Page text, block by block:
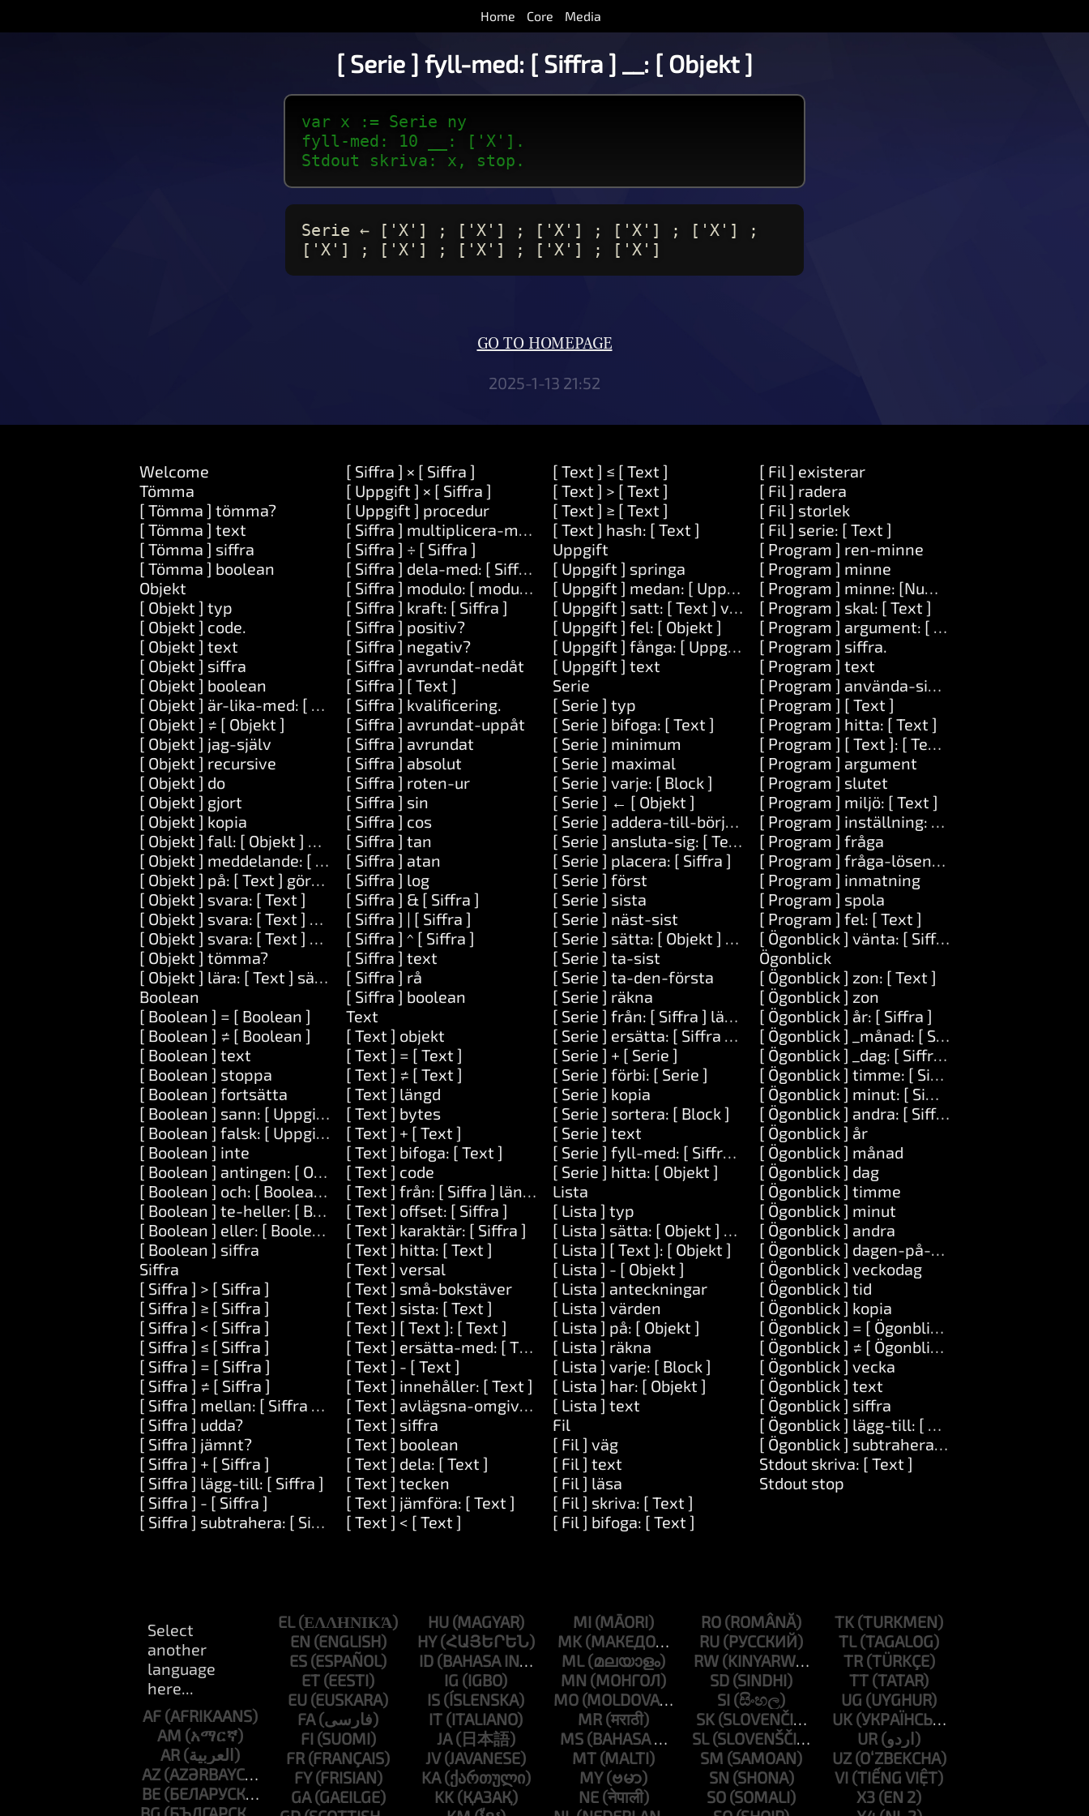
Home Core Media
[ Serie ] fyll-med: [ Siffra ] __: [ Objekt ]
var x := Serie ny
fyll-med: 10 __: ['X'].
Stdout skriva: x, stop.
Serie ← ['X'] ; ['X'] ; ['X'] ; ['X'] ; ['X'] ;
['X'] ; ['X'] ; ['X'] ; ['X'] ; ['X']
GO TO HOMEPAGE
2025-1-13 21:52
Welcome
Tömma
[ Tömma ] tömma?
[ Tömma ] text
[ Tömma ] siffra
[ Tömma ] boolean
Objekt
[ Objekt ] typ
[ Objekt ] code.
[ Objekt ] text
[ Objekt ] siffra
[ Objekt ] boolean
[ Objekt ] är-lika-med: [ Objekt ]
[ Objekt ] ≠ [ Objekt ]
[ Objekt ] jag-själv
[ Objekt ] recursive
[ Objekt ] do
[ Objekt ] gjort
[ Objekt ] kopia
[ Objekt ] fall: [ Objekt ] göra: [ Uppgift ]
[ Objekt ] meddelande: [ Text ] argument: [ Serie ]
[ Objekt ] på: [ Text ] göra: [ Uppgift ]
[ Objekt ] svara: [ Text ]
[ Objekt ] svara: [ Text ] och: [ Text ]
[ Objekt ] svara: [ Text ] och: [ Text ] och: [ Text ]
[ Objekt ] tömma?
[ Objekt ] lära: [ Text ] sätt: [ Text ]
Boolean
[ Boolean ] = [ Boolean ]
[ Boolean ] ≠ [ Boolean ]
[ Boolean ] text
[ Boolean ] stoppa
[ Boolean ] fortsätta
[ Boolean ] sann: [ Uppgift ]
[ Boolean ] falsk: [ Uppgift ]
[ Boolean ] inte
[ Boolean ] antingen: [ Objekt ] eller: [ Objekt ]
[ Boolean ] och: [ Boolean ]
[ Boolean ] te-heller: [ Boolean ]
[ Boolean ] eller: [ Boolean ]
[ Boolean ] siffra
Siffra
[ Siffra ] > [ Siffra ]
[ Siffra ] ≥ [ Siffra ]
[ Siffra ] < [ Siffra ]
[ Siffra ] ≤ [ Siffra ]
[ Siffra ] = [ Siffra ]
[ Siffra ] ≠ [ Siffra ]
[ Siffra ] mellan: [ Siffra ] och: [ Siffra ]
[ Siffra ] udda?
[ Siffra ] jämnt?
[ Siffra ] + [ Siffra ]
[ Siffra ] lägg-till: [ Siffra ]
[ Siffra ] - [ Siffra ]
[ Siffra ] subtrahera: [ Siffra ]
[ Siffra ] × [ Siffra ]
[ Uppgift ] × [ Siffra ]
[ Uppgift ] procedur
[ Siffra ] multiplicera-med: [ Siffra ]
[ Siffra ] ÷ [ Siffra ]
[ Siffra ] dela-med: [ Siffra ]
[ Siffra ] modulo: [ modulo ]
[ Siffra ] kraft: [ Siffra ]
[ Siffra ] positiv?
[ Siffra ] negativ?
[ Siffra ] avrundat-nedåt
[ Siffra ] [ Text ]
[ Siffra ] kvalificering.
[ Siffra ] avrundat-uppåt
[ Siffra ] avrundat
[ Siffra ] absolut
[ Siffra ] roten-ur
[ Siffra ] sin
[ Siffra ] cos
[ Siffra ] tan
[ Siffra ] atan
[ Siffra ] log
[ Siffra ] & [ Siffra ]
[ Siffra ] | [ Siffra ]
[ Siffra ] ^ [ Siffra ]
[ Siffra ] text
[ Siffra ] rå
[ Siffra ] boolean
Text
[ Text ] objekt
[ Text ] = [ Text ]
[ Text ] ≠ [ Text ]
[ Text ] längd
[ Text ] bytes
[ Text ] + [ Text ]
[ Text ] bifoga: [ Text ]
[ Text ] code
[ Text ] från: [ Siffra ] längd: [ Siffra ]
[ Text ] offset: [ Siffra ]
[ Text ] karaktär: [ Siffra ]
[ Text ] hitta: [ Text ]
[ Text ] versal
[ Text ] små-bokstäver
[ Text ] sista: [ Text ]
[ Text ] [ Text ]: [ Text ]
[ Text ] ersätta-med: [ Text ] __: [ Text ]
[ Text ] - [ Text ]
[ Text ] innehåller: [ Text ]
[ Text ] avlägsna-omgivande-utrymmen
[ Text ] siffra
[ Text ] boolean
[ Text ] dela: [ Text ]
[ Text ] tecken
[ Text ] jämföra: [ Text ]
[ Text ] < [ Text ]
[ Text ] ≤ [ Text ]
[ Text ] > [ Text ]
[ Text ] ≥ [ Text ]
[ Text ] hash: [ Text ]
Uppgift
[ Uppgift ] springa
[ Uppgift ] medan: [ Uppgift ]
[ Uppgift ] satt: [ Text ] värde: [ Objekt ]
[ Uppgift ] fel: [ Objekt ]
[ Uppgift ] fånga: [ Uppgift ]
[ Uppgift ] text
Serie
[ Serie ] typ
[ Serie ] bifoga: [ Text ]
[ Serie ] minimum
[ Serie ] maximal
[ Serie ] varje: [ Block ]
[ Serie ] ← [ Objekt ]
[ Serie ] addera-till-början: [ Text ]
[ Serie ] ansluta-sig: [ Text ]
[ Serie ] placera: [ Siffra ]
[ Serie ] först
[ Serie ] sista
[ Serie ] näst-sist
[ Serie ] sätta: [ Objekt ] vid: [ Siffra ]
[ Serie ] ta-sist
[ Serie ] ta-den-första
[ Serie ] räkna
[ Serie ] från: [ Siffra ] längd: [ Siffra ]
[ Serie ] ersätta: [ Siffra ] längd: [ Siffra ] med: [ Serie ]
[ Serie ] + [ Serie ]
[ Serie ] förbi: [ Serie ]
[ Serie ] kopia
[ Serie ] sortera: [ Block ]
[ Serie ] text
[ Serie ] fyll-med: [ Siffra ] __: [ Objekt ]
[ Serie ] hitta: [ Objekt ]
Lista
[ Lista ] typ
[ Lista ] sätta: [ Objekt ] vid: [ Objekt ]
[ Lista ] [ Text ]: [ Objekt ]
[ Lista ] - [ Objekt ]
[ Lista ] anteckningar
[ Lista ] värden
[ Lista ] på: [ Objekt ]
[ Lista ] räkna
[ Lista ] varje: [ Block ]
[ Lista ] har: [ Objekt ]
[ Lista ] text
Fil
[ Fil ] väg
[ Fil ] text
[ Fil ] läsa
[ Fil ] skriva: [ Text ]
[ Fil ] bifoga: [ Text ]
[ Fil ] existerar
[ Fil ] radera
[ Fil ] storlek
[ Fil ] serie: [ Text ]
[ Program ] ren-minne
[ Program ] minne
[ Program ] minne: [Number]
[ Program ] skal: [ Text ]
[ Program ] argument: [ Siffra ]
[ Program ] siffra.
[ Program ] text
[ Program ] använda-sig-av: [ Text ]
[ Program ] [ Text ]
[ Program ] hitta: [ Text ]
[ Program ] [ Text ]: [ Text ]
[ Program ] argument
[ Program ] slutet
[ Program ] miljö: [ Text ]
[ Program ] inställning: [ Text ] värde: [ Text ]
[ Program ] fråga
[ Program ] fråga-lösenord
[ Program ] inmatning
[ Program ] spola
[ Program ] fel: [ Text ]
[ Ögonblick ] vänta: [ Siffra ]
Ögonblick
[ Ögonblick ] zon: [ Text ]
[ Ögonblick ] zon
[ Ögonblick ] år: [ Siffra ]
[ Ögonblick ] _månad: [ Siffra ]
[ Ögonblick ] _dag: [ Siffra ]
[ Ögonblick ] timme: [ Siffra ]
[ Ögonblick ] minut: [ Siffra ]
[ Ögonblick ] andra: [ Siffra ]
[ Ögonblick ] år
[ Ögonblick ] månad
[ Ögonblick ] dag
[ Ögonblick ] timme
[ Ögonblick ] minut
[ Ögonblick ] andra
[ Ögonblick ] dagen-på-året
[ Ögonblick ] veckodag
[ Ögonblick ] tid
[ Ögonblick ] kopia
[ Ögonblick ] = [ Ögonblick ]
[ Ögonblick ] ≠ [ Ögonblick ]
[ Ögonblick ] vecka
[ Ögonblick ] text
[ Ögonblick ] siffra
[ Ögonblick ] lägg-till: [ Siffra ]
[ Ögonblick ] subtrahera: [ Siffra ]
Stdout skriva: [ Text ]
Stdout stop
AF
AM
AR
AZ
BE
EL
EN
ES
ET
EU
FA
FI
FR
FY
GA
HU
HY
ID
IG
IS
IT
JA
JV
KA
KK
MI
MK
ML
MN
MO
MR
MS
MT
MY
NE
RO
RU
RW
SD
SI
SK
SL
SM
SN
SO
TK
TL
TR
TT
UG
UK
UR
UZ
VI
X3